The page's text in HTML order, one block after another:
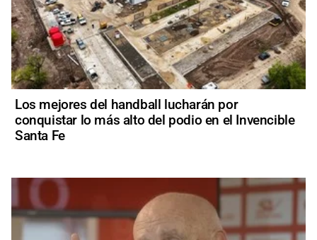
Los mejores del handball lucharán por
conquistar lo más alto del podio en el Invencible
Santa Fe